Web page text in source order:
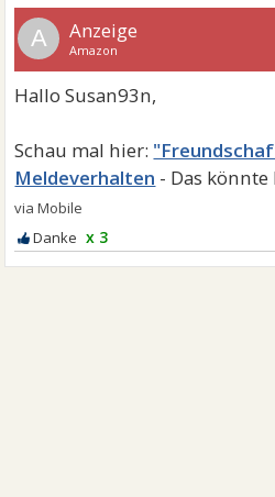
A
Meldeverhalten
x 3